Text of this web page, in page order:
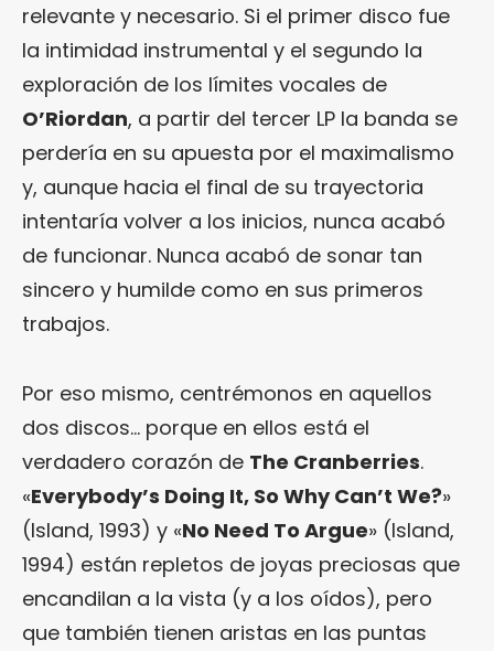
relevante y necesario. Si el primer disco fue
la intimidad instrumental y el segundo la
exploración de los límites vocales de
O’Riordan, a partir del tercer LP la banda se
perdería en su apuesta por el maximalismo
y, aunque hacia el final de su trayectoria
intentaría volver a los inicios, nunca acabó
de funcionar. Nunca acabó de sonar tan
sincero y humilde como en sus primeros
trabajos.
Por eso mismo, centrémonos en aquellos
dos discos… porque en ellos está el
verdadero corazón de The Cranberries.
«Everybody’s Doing It, So Why Can’t We?»
(Island, 1993) y «No Need To Argue» (Island,
1994) están repletos de joyas preciosas que
encandilan a la vista (y a los oídos), pero
que también tienen aristas en las puntas